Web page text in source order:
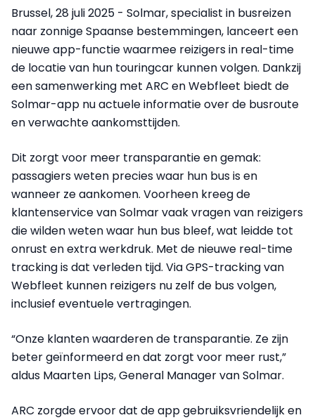
Brussel, 28 juli 2025 - Solmar, specialist in busreizen
naar zonnige Spaanse bestemmingen, lanceert een
nieuwe app-functie waarmee reizigers in real-time
de locatie van hun touringcar kunnen volgen. Dankzij
een samenwerking met ARC en Webfleet biedt de
Solmar-app nu actuele informatie over de busroute
en verwachte aankomsttijden.
Dit zorgt voor meer transparantie en gemak:
passagiers weten precies waar hun bus is en
wanneer ze aankomen. Voorheen kreeg de
klantenservice van Solmar vaak vragen van reizigers
die wilden weten waar hun bus bleef, wat leidde tot
onrust en extra werkdruk. Met de nieuwe real-time
tracking is dat verleden tijd. Via GPS-tracking van
Webfleet kunnen reizigers nu zelf de bus volgen,
inclusief eventuele vertragingen.
“Onze klanten waarderen de transparantie. Ze zijn
beter geïnformeerd en dat zorgt voor meer rust,”
aldus Maarten Lips, General Manager van Solmar.
ARC zorgde ervoor dat de app gebruiksvriendelijk en